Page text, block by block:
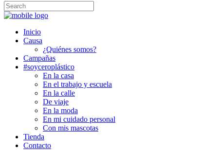
Inicio
Causa
¿Quiénes somos?
Campañas
#soyceroplástico
En la casa
En el trabajo y escuela
En la calle
De viaje
En la moda
En mi cuidado personal
Con mis mascotas
Tienda
Contacto